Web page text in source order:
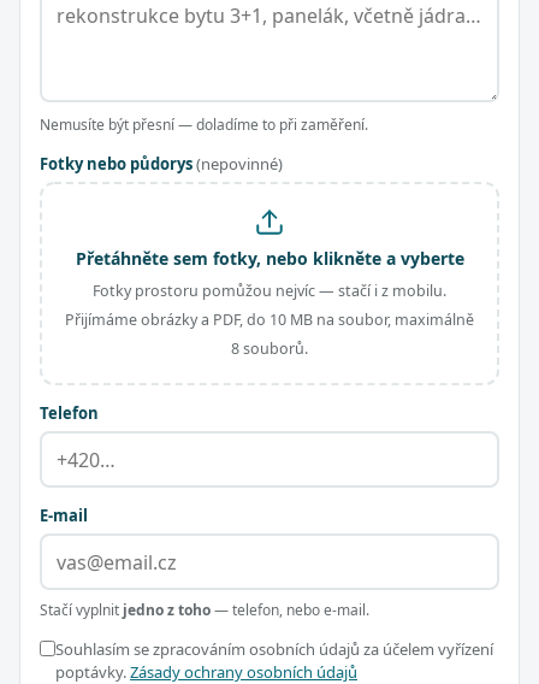
Nemusíte být přesní — doladíme to při zaměření.
Fotky nebo půdorys(nepovinné)
Přetáhněte sem fotky, nebo klikněte a vyberte
Fotky prostoru pomůžou nejvíc — stačí i z mobilu.
Přijímáme obrázky a PDF, do 10 MB na soubor, maximálně
8 souborů.
Telefon
E-mail
Stačí vyplnit jedno z toho— telefon, nebo e-mail.
Souhlasím se zpracováním osobních údajů za účelem vyřízení
poptávky.Zásady ochrany osobních údajů